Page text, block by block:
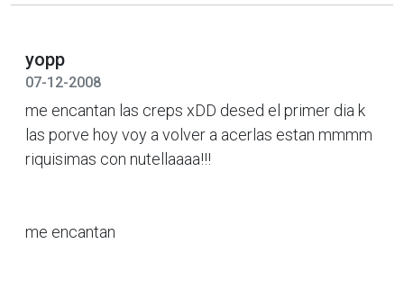
yopp
07-12-2008
me encantan las creps xDD desed el primer dia k
las porve hoy voy a volver a acerlas estan mmmm
riquisimas con nutellaaaa!!!
me encantan